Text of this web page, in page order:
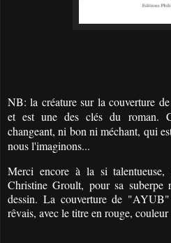
NB: la créature sur la couverture
et est une des clés du roman.
changeant, ni bon ni méchant, qui
nous l'imaginons...
Merci encore à la si talentueuse,
Christine Groult, pour sa suberpe
dessin. La couverture de
rêvais, avec le titre en rouge,